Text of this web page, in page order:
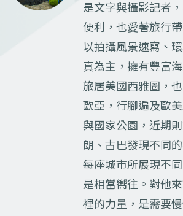
是文字與攝影記者
便利，也愛著旅行
以拍攝風景速寫、
真為主，擁有豐富
旅居美國西雅圖，
歐亞，行腳遍及歐
與國家公園，近期
朗、古巴發現不同
每座城市所展現不
是相當嚮往。對他
裡的力量，是需要